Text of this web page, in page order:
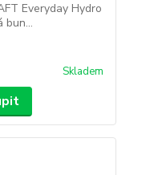
Everyday Hydro
bun...
Skladem